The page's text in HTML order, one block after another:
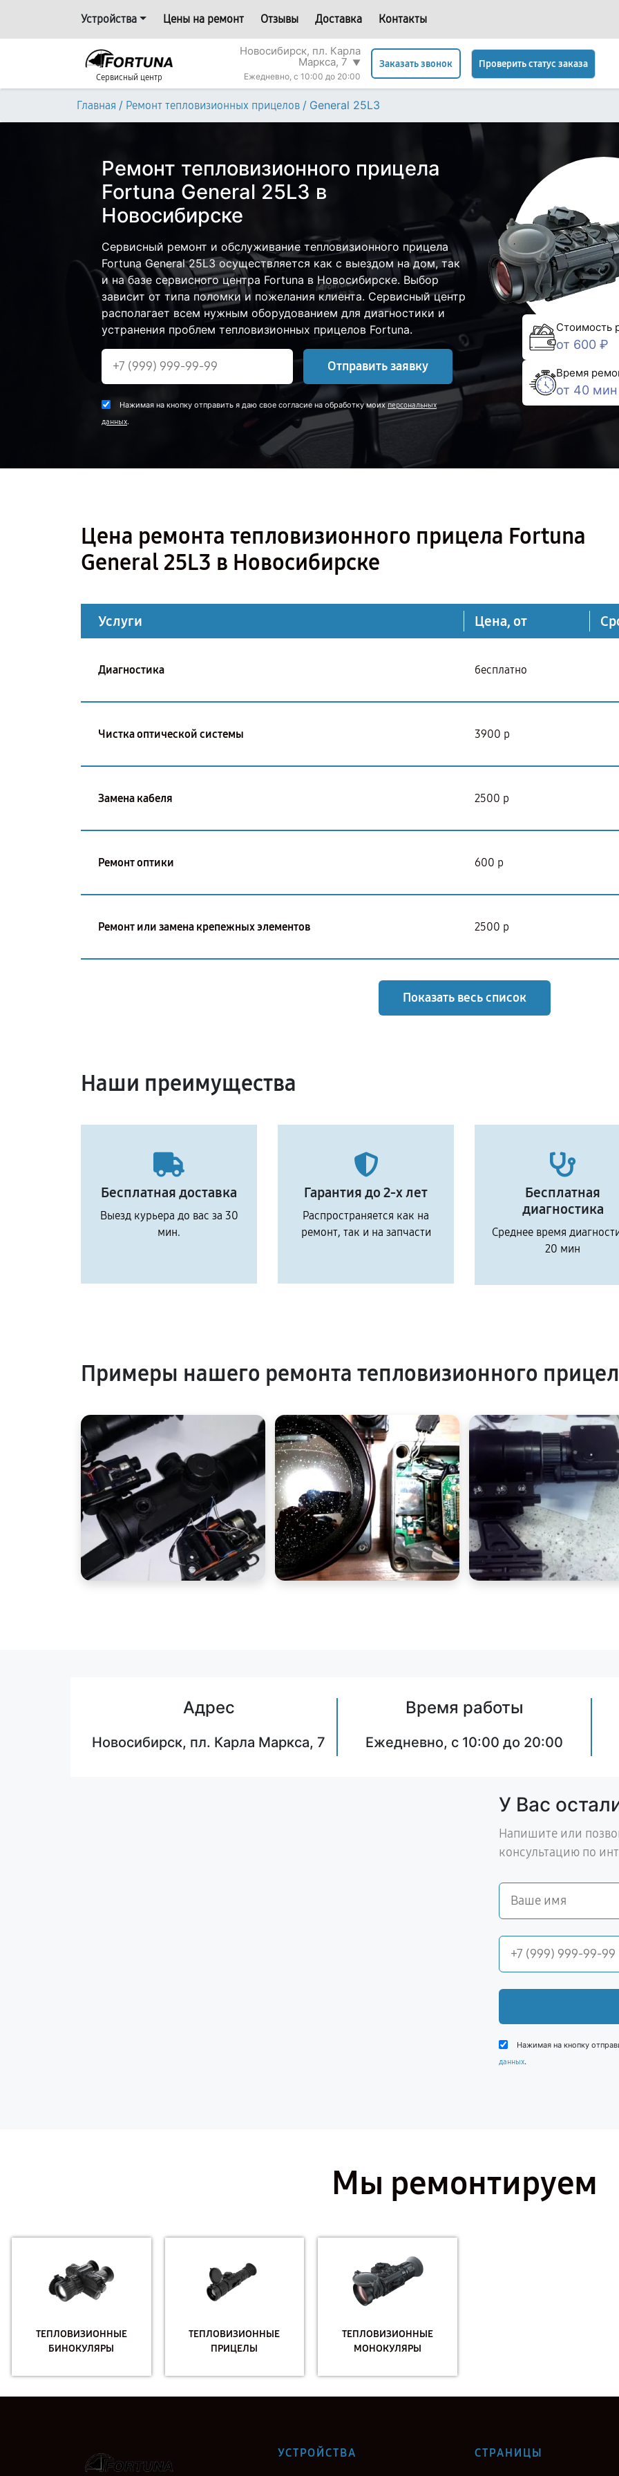
Устройства Цены на ремонт Отзывы Доставка Контакты
Сервисный центр
Новосибирск, пл. Карла
Маркса, 7 ▼
Ежедневно, с 10:00 до 20:00
Заказать звонок Проверить статус заказа
Главная / Ремонт тепловизионных прицелов / General 25L3
Ремонт тепловизионного прицела
Fortuna General 25L3 в
Новосибирске
Сервисный ремонт и обслуживание тепловизионного прицела
Fortuna General 25L3 осуществляется как с выездом на дом, так
и на базе сервисного центра Fortuna в Новосибирске. Выбор
зависит от типа поломки и пожелания клиента. Сервисный центр
располагает всем нужным оборудованием для диагностики и
устранения проблем тепловизионных прицелов Fortuna.
Отправить заявку
Нажимая на кнопку отправить я даю свое согласие на обработку моихперсональных
данных.
Стоимость
от 600 ₽
Время
от 40 мин
Цена ремонта тепловизионного прицела Fortuna
General 25L3 в Новосибирске
Услуги Цена, от
Диагностика бесплатно
Чистка оптической системы 3900 р
Замена кабеля 2500 р
Ремонт оптики 600 р
Ремонт или замена крепежных элементов 2500 р
Показать весь список
Наши преимущества
Бесплатная доставка
Выезд курьера до вас за 30
мин.
Гарантия до 2-х лет
Распространяется как на
ремонт, так и на запчасти
Бесплатная
диагностика
Среднее время
20 мин
Примеры нашего ремонта тепловизионного
Адрес
Новосибирск, пл. Карла Маркса, 7
Время работы
Ежедневно, с 10:00 до 20:00
У Вас
Напишите или
консультацию по
Нажимая на кнопку
данных.
Мы ремонтируем
ТЕПЛОВИЗИОННЫЕ
БИНОКУЛЯРЫ
ТЕПЛОВИЗИОННЫЕ
ПРИЦЕЛЫ
ТЕПЛОВИЗИОННЫЕ
МОНОКУЛЯРЫ
УСТРОЙСТВА СТРАНИЦЫ